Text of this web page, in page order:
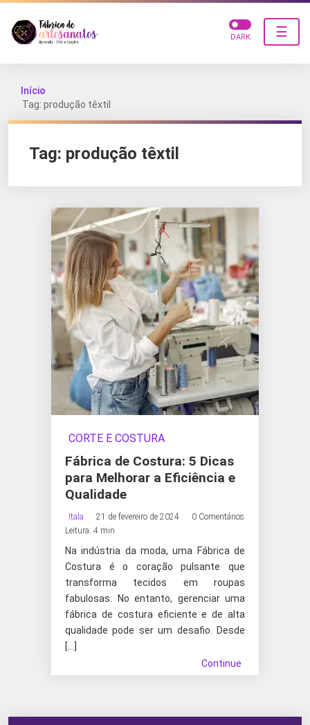
☰
DARK
Início
Tag: produção têxtil
Tag: produção têxtil
CORTE E COSTURA
Fábrica de Costura: 5 Dicas
para Melhorar a Eficiência e
Qualidade
Itala 21 de fevereiro de 2024
0 Comentários
Leitura: 4 min
Na indústria da moda, uma Fábrica de
Costura é o coração pulsante que
transforma tecidos em roupas
fabulosas. No entanto, gerenciar uma
fábrica de costura eficiente e de alta
qualidade pode ser um desafio. Desde
[…]
Continue